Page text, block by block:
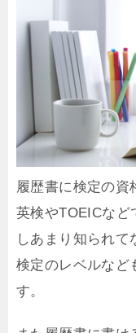
履歴書に検定の資
英検やTOEICなど
しあまり知られ
検定のレベルなど
す。